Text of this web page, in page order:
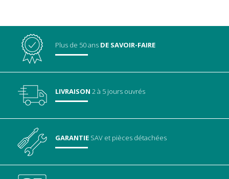
Plus de 50 ans DE SAVOIR-FAIRE
LIVRAISON 2 à 5 jours ouvrés
GARANTIE SAV et pièces détachées